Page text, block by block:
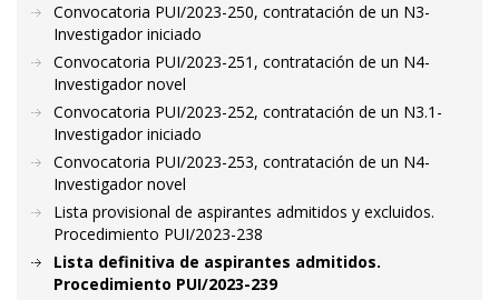
Convocatoria PUI/2023-250, contratación de un N3-
Investigador iniciado
Convocatoria PUI/2023-251, contratación de un N4-
Investigador novel
Convocatoria PUI/2023-252, contratación de un N3.1-
Investigador iniciado
Convocatoria PUI/2023-253, contratación de un N4-
Investigador novel
Lista provisional de aspirantes admitidos y excluidos.
Procedimiento PUI/2023-238
Lista definitiva de aspirantes admitidos.
Procedimiento PUI/2023-239